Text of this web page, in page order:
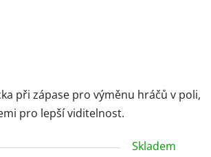
při zápase pro výměnu hráčů v poli,
pro lepší viditelnost.
Skladem